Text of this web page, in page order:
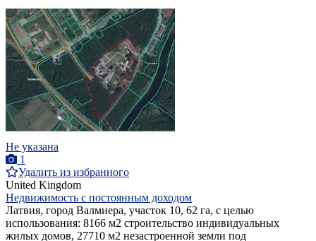
Не указана
1
Удалить из избранного
United Kingdom
Недвижимость с постоянным доходом
Латвия, город Валмиера, участок 10, 62 га, с целью
использования: 8166 м2 строительство индивидуальных
жилых домов, 27710 м2 незастроенной земли под